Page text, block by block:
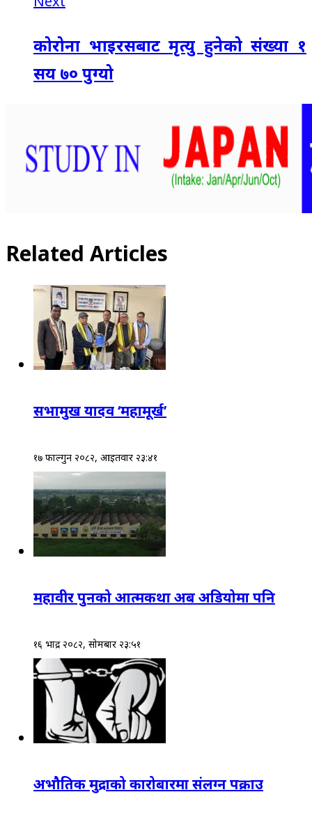
कोरोना भाइरसबाट मृत्यु हुनेको संख्या १
सय ७० पुग्यो
Related Articles
सभामुख यादव ‘महामूर्ख’
१७ फाल्गुन २०८२, आईतवार २३:४१
महावीर पुनको आत्मकथा अब अडियोमा पनि
१६ भाद्र २०८२, सोमबार २३:५१
अभौतिक मुद्राको कारोबारमा संलग्न पक्राउ